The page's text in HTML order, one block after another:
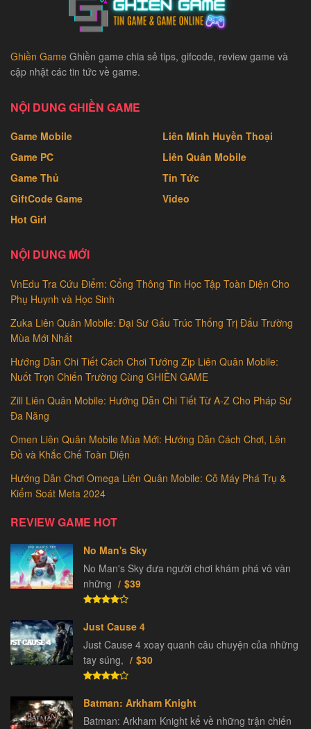
Ghiền Game Ghiền game chia sẻ tips, gifcode, review game và
cập nhật các tin tức về game.
NỘI DUNG GHIỀN GAME
Game Mobile
Game PC
Game Thủ
GiftCode Game
Hot Girl
Liên Minh Huyền Thoại
Liên Quân Mobile
Tin Tức
Video
NỘI DUNG MỚI
VnEdu Tra Cứu Điểm: Cổng Thông Tin Học Tập Toàn Diện Cho
Phụ Huynh và Học Sinh
Zuka Liên Quân Mobile: Đại Sư Gấu Trúc Thống Trị Đấu Trường
Mùa Mới Nhất
Hướng Dẫn Chi Tiết Cách Chơi Tướng Zip Liên Quân Mobile:
Nuốt Trọn Chiến Trường Cùng GHIỀN GAME
Zill Liên Quân Mobile: Hướng Dẫn Chi Tiết Từ A-Z Cho Pháp Sư
Đa Năng
Omen Liên Quân Mobile Mùa Mới: Hướng Dẫn Cách Chơi, Lên
Đồ và Khắc Chế Toàn Diện
Hướng Dẫn Chơi Omega Liên Quân Mobile: Cỗ Máy Phá Trụ &
Kiểm Soát Meta 2024
REVIEW GAME HOT
No Man's Sky
No Man's Sky đưa người chơi khám phá vô vàn
những
$39
Just Cause 4
Just Cause 4 xoay quanh câu chuyện của những
tay súng,
$30
Batman: Arkham Knight
Batman: Arkham Knight kể về những trận chiến